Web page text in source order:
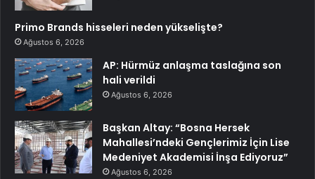
Primo Brands hisseleri neden yükselişte?
Ağustos 6, 2026
AP: Hürmüz anlaşma taslağına son
hali verildi
Ağustos 6, 2026
Başkan Altay: “Bosna Hersek
Mahallesi’ndeki Gençlerimiz İçin Lise
Medeniyet Akademisi İnşa Ediyoruz”
Ağustos 6, 2026